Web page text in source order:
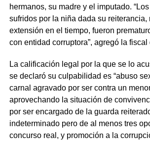
hermanos, su madre y el imputado.
sufridos por la niña dada su reiterancia,
extensión en el tiempo, fueron
con entidad corruptora”, agregó la fiscal
La calificación legal por la que se lo
se declaró su culpabilidad es “abuso
carnal agravado por ser contra un
aprovechando la situación de
por ser encargado de la guarda
indeterminado pero de al menos tres
concurso real, y promoción a la